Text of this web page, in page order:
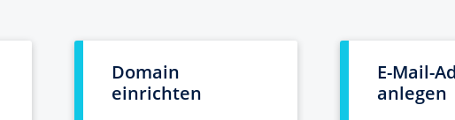
Domain
einrichten
E-Mail-
anlegen